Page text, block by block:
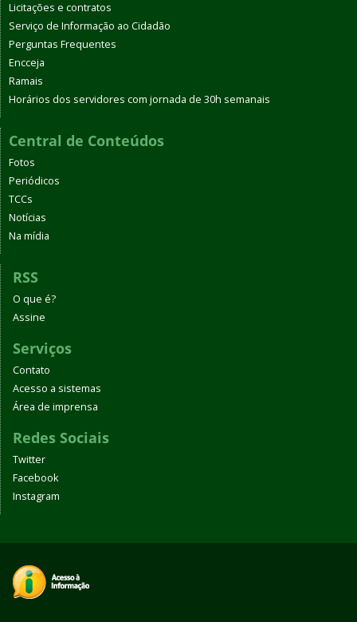
Licitações e contratos
Serviço de Informação ao Cidadão
Perguntas Frequentes
Encceja
Ramais
Horários dos servidores com jornada de 30h semanais
Central de Conteúdos
Fotos
Periódicos
TCCs
Notícias
Na mídia
RSS
O que é?
Assine
Serviços
Contato
Acesso a sistemas
Área de imprensa
Redes Sociais
Twitter
Facebook
Instagram